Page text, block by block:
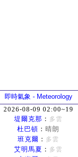
即時氣象 - Meteorology
2026-08-09 02:00~19
堤爾克那 ： 多雲
杜巴頓 ： 晴朗
班克爾 ： 多雲
艾明馬夏 ： 多雲